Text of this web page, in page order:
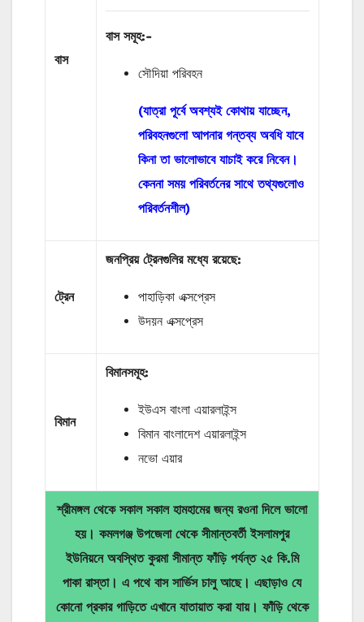
বাস
বাস সমূহ:-
সৌদিয়া পরিবহন
(যাত্রা পূর্বে অবশ্যই কোথায় যাচ্ছেন,
পরিবহনগুলো আপনার গন্তব্য অবধি যাবে
কিনা তা ভালোভাবে যাচাই করে নিবেন।
কেননা সময় পরিবর্তনের সাথে তথ্যগুলোও
পরিবর্তনশীল)
ট্রেন
জনপ্রিয় ট্রেনগুলির মধ্যে রয়েছে:
পাহাড়িকা এক্সপ্রেস
উদয়ন এক্সপ্রেস
বিমান
বিমানসমূহ:
ইউএস বাংলা এয়ারলাইন্স
বিমান বাংলাদেশ এয়ারলাইন্স
নভো এয়ার
শ্রীমঙ্গল থেকে সকাল সকাল হামহামের জন্য রওনা দিলে ভালো
হয়। কমলগঞ্জ উপজেলা থেকে সীমান্তবর্তী ইসলামপুর
ইউনিয়নে অবস্থিত কুরমা সীমান্ত ফাঁড়ি পর্যন্ত ২৫ কি.মি
পাকা রাস্তা। এ পথে বাস সার্ভিস চালু আছে। এছাড়াও যে
কোনো প্রকার গাড়িতে এখানে যাতায়াত করা যায়। ফাঁড়ি থেকে